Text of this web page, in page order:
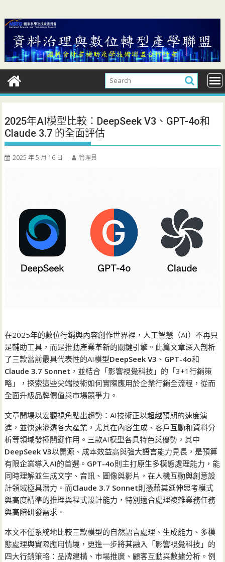
to
content
2025年AI模型比較：DeepSeek V3、GPT-4o和
Claude 3.7 的全面評估
2025 年 5 月 16 日 管理員
在2025年的數位行銷與內容創作世界裡，人工智慧（AI）不再只
是輔助工具，而是推動產業革新的關鍵引擎。此篇文章深入剖析
了三款當前最具代表性的AI模型DeepSeek V3 、 GPT-4o和
Claude 3.7 Sonnet ，並結合「影響視覺科技」的「3+1行銷策
略」，探索這些尖端技術如何實際應用於企業行銷全流程，從而
全面升級品牌價值與市場競爭力。
文章開場以宏觀視角點出趨勢：AI技術正以超越預期的速度演
進，並快速滲透各大產業，尤其在內容生成、客戶互動和資料分
析等領域發揮關鍵作用。三款AI模型各具特色與優勢，其中
DeepSeek V3以開源、成本效益高與強大語言能力見長，是預算
有限企業導入AI的首選。 GPT-4o則主打原生多模態處理能力，能
同時理解並生成文字、音訊、圖像與影片，在人機互動與創意設
計領域極具潛力。而Claude 3.7 Sonnet則憑藉其延伸思考模式
與高度精準的推理與程式設計能力，特別適合處理複雜業務任務
與高階研發需求。
本文不僅系統地比較三款模型的自然語言處理、生成能力、多模
態處理與實際應用情境，更進一步將其融入「影響視覺科技」的
四大行銷策略：品牌建構、市場推廣、顧客互動與數據分析。例